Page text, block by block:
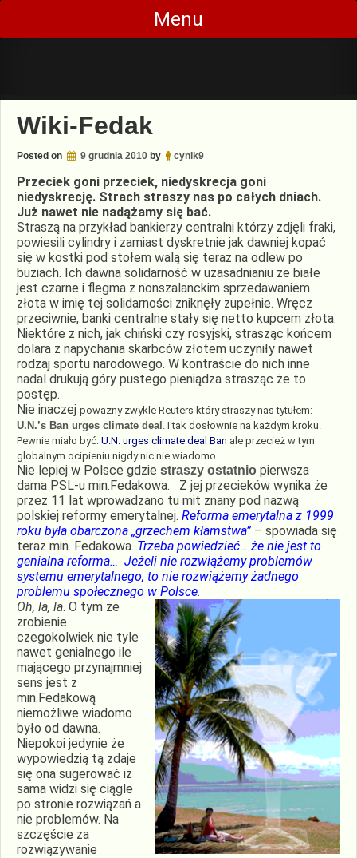
Skip
content
Menu
Wiki-Fedak
Posted on 9 grudnia 2010 by cynik9
Przeciek goni przeciek, niedyskrecja goni
niedyskrecję. Strach straszy nas po całych dniach.
Już nawet nie nadążamy się bać.
Straszą na przykład bankierzy centralni którzy zdjęli fraki,
powiesili cylindry i zamiast dyskretnie jak dawniej kopać
się w kostki pod stołem walą się teraz na odlew po
buziach. Ich dawna solidarność w uzasadnianiu że białe
jest czarne i flegma z nonszalanckim sprzedawaniem
złota w imię tej solidarności zniknęły zupełnie. Wręcz
przeciwnie, banki centralne stały się netto kupcem złota.
Niektóre z nich, jak chiński czy rosyjski, strasząc końcem
dolara z napychania skarbców złotem uczyniły nawet
rodzaj sportu narodowego. W kontraście do nich inne
nadal drukują góry pustego pieniądza strasząc że to
postęp.
Nie inaczej poważny zwykle Reuters który straszy nas tytułem:
U.N.’s Ban urges climate deal . I tak dosłownie na każdym kroku.
Pewnie miało być: U.N. urges climate deal Ban ale przecież w tym
globalnym ocipieniu nigdy nic nie wiadomo…
Nie lepiej w Polsce gdzie straszy ostatnio pierwsza
dama PSL-u min.Fedakowa. Z jej przecieków wynika że
przez 11 lat wprowadzano tu mit znany pod nazwą
polskiej reformy emerytalnej. Reforma emerytalna z 1999
roku była obarczona „grzechem kłamstwa”– spowiada się
teraz min. Fedakowa. Trzeba powiedzieć… że nie jest to
genialna reforma… Jeżeli nie rozwiążemy problemów
systemu emerytalnego, to nie rozwiążemy żadnego
problemu społecznego w Polsce.
Oh, la, la. O tym że
zrobienie
czegokolwiek nie tyle
nawet genialnego ile
mającego przynajmniej
sens jest z
min.Fedakową
niemożliwe wiadomo
było od dawna.
Niepokoi jedynie że
wypowiedzią tą zdaje
się ona sugerować iż
sama widzi się ciągle
po stronie rozwiązań a
nie problemów. Na
szczęście za
rozwiązywanie